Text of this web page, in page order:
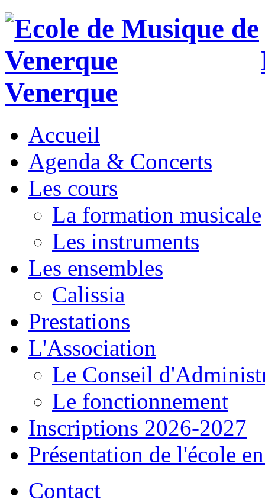
Venerque
Accueil
Agenda & Concerts
Les cours
La formation musicale
Les instruments
Les ensembles
Calissia
Prestations
L'Association
Le Conseil
Le fonctionnement
Inscriptions 2026-2027
Présentation de l'école
Contact